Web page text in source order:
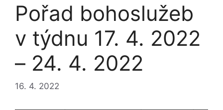
Pořad bohoslužeb
v týdnu 17. 4. 2022
– 24. 4. 2022
16. 4. 2022